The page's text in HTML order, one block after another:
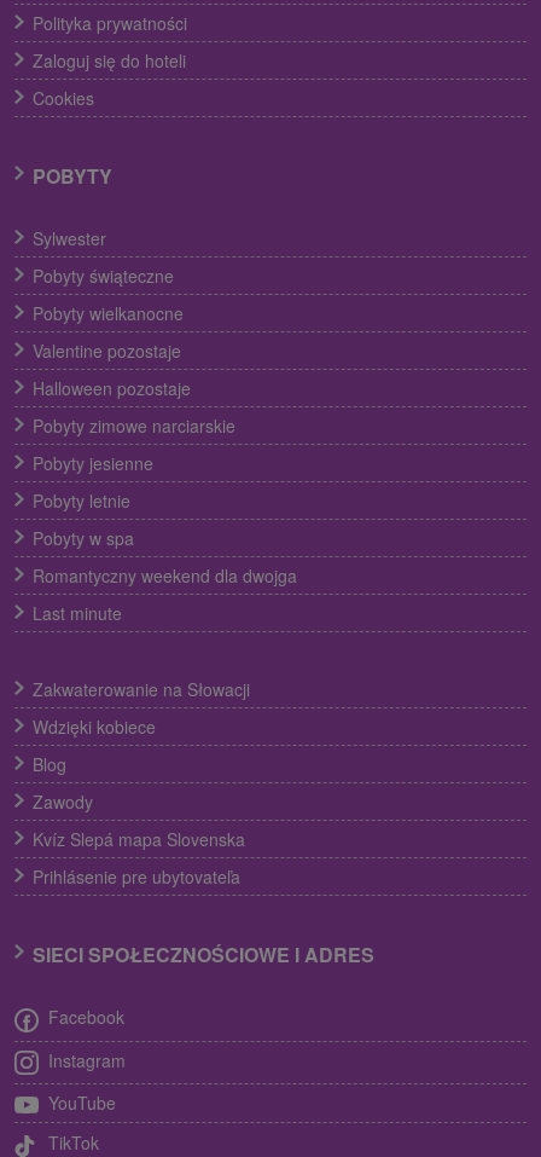
Polityka prywatności
Zaloguj się do hoteli
Cookies
POBYTY
Sylwester
Pobyty świąteczne
Pobyty wielkanocne
Valentine pozostaje
Halloween pozostaje
Pobyty zimowe narciarskie
Pobyty jesienne
Pobyty letnie
Pobyty w spa
Romantyczny weekend dla dwojga
Last minute
Zakwaterowanie na Słowacji
Wdzięki kobiece
Blog
Zawody
Kvíz Slepá mapa Slovenska
Prihlásenie pre ubytovateľa
SIECI SPOŁECZNOŚCIOWE I ADRES
Facebook
Instagram
YouTube
TikTok